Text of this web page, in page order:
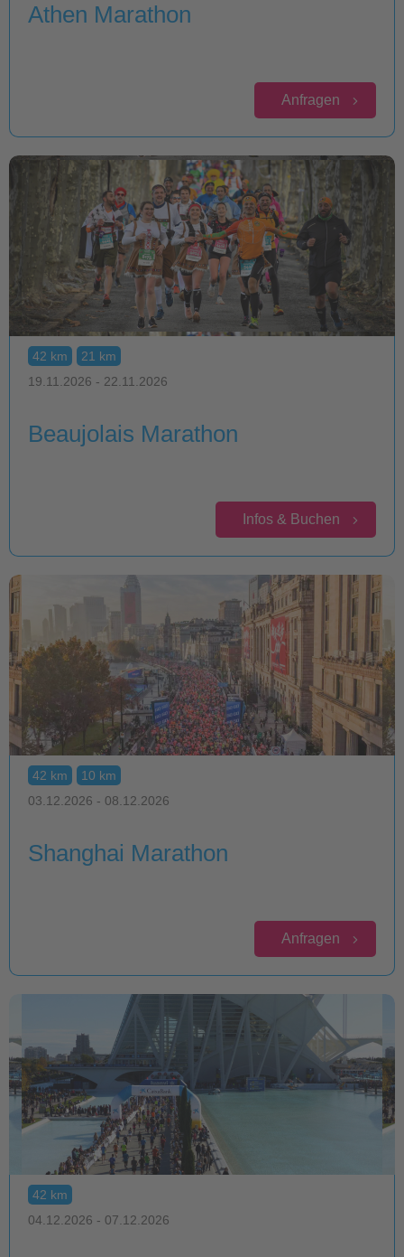
Athen Marathon
Anfragen
42 km
21 km
19.11.2026 - 22.11.2026
Beaujolais Marathon
Infos & Buchen
42 km
10 km
03.12.2026 - 08.12.2026
Shanghai Marathon
Anfragen
42 km
04.12.2026 - 07.12.2026